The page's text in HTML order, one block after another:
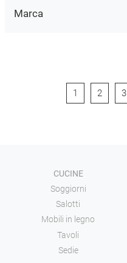
Marca
1 2 3
CUCINE
Soggiorni
Salotti
Mobili in legno
Tavoli
Sedie